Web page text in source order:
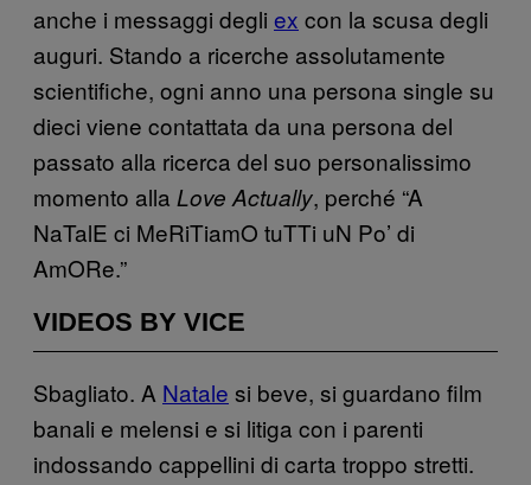
anche i messaggi degli ex con la scusa degli
auguri. Stando a ricerche assolutamente
scientifiche, ogni anno una persona single su
dieci viene contattata da una persona del
passato alla ricerca del suo personalissimo
momento alla Love Actually, perché “A
NaTalE ci MeRiTiamO tuTTi uN Po’ di
AmORe.”
VIDEOS BY VICE
Sbagliato. A Natale si beve, si guardano film
banali e melensi e si litiga con i parenti
indossando cappellini di carta troppo stretti.